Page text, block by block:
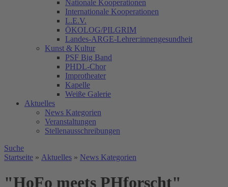
Nationale Kooperationen
Internationale Kooperationen
L.E.V.
ÖKOLOG/PILGRIM
Landes-ARGE-Lehrer:innengesundheit
Kunst & Kultur
PSF Big Band
PHDL-Chor
Improtheater
Kapelle
Weiße Galerie
Aktuelles
News Kategorien
Veranstaltungen
Stellenausschreibungen
Suche
Startseite » Aktuelles » News Kategorien
"HoFo meets PHforscht"